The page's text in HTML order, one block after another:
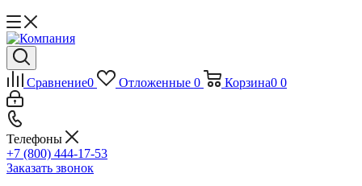
Сравнение0 Отложенные 0 Корзина0 0
Телефоны
+7 (800) 444-17-53
Заказать звонок